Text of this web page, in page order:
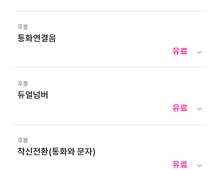
후불
통화연결음
유료
후불
듀얼넘버
유료
후불
착신전환(통화와 문자)
유료